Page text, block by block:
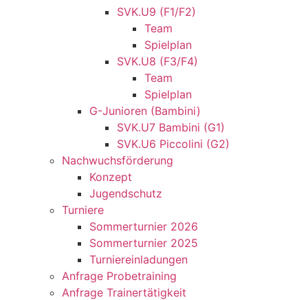
SVK.U9 (F1/F2)
Team
Spielplan
SVK.U8 (F3/F4)
Team
Spielplan
G-Junioren (Bambini)
SVK.U7 Bambini (G1)
SVK.U6 Piccolini (G2)
Nachwuchsförderung
Konzept
Jugendschutz
Turniere
Sommerturnier 2026
Sommerturnier 2025
Turniereinladungen
Anfrage Probetraining
Anfrage Trainertätigkeit